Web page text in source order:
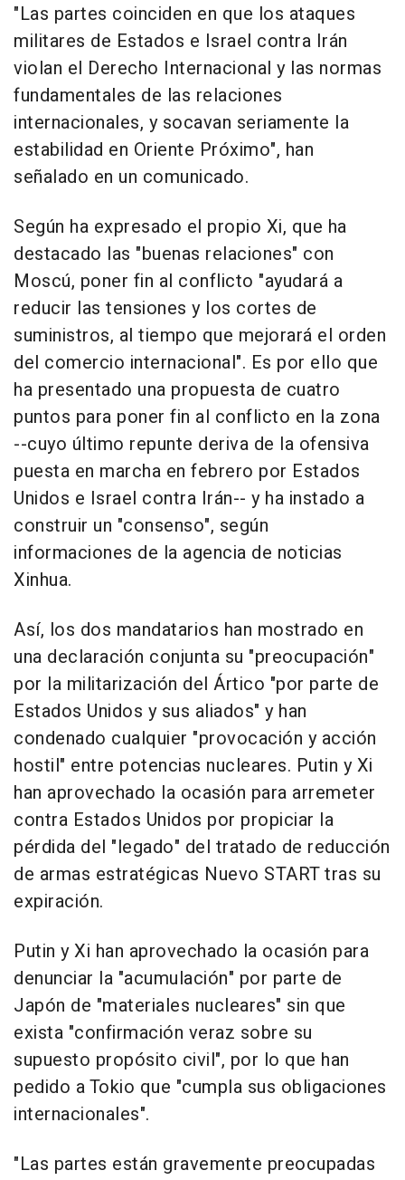
"Las partes coinciden en que los ataques
militares de Estados e Israel contra Irán
violan el Derecho Internacional y las normas
fundamentales de las relaciones
internacionales, y socavan seriamente la
estabilidad en Oriente Próximo", han
señalado en un comunicado.
Según ha expresado el propio Xi, que ha
destacado las "buenas relaciones" con
Moscú, poner fin al conflicto "ayudará a
reducir las tensiones y los cortes de
suministros, al tiempo que mejorará el orden
del comercio internacional". Es por ello que
ha presentado una propuesta de cuatro
puntos para poner fin al conflicto en la zona
--cuyo último repunte deriva de la ofensiva
puesta en marcha en febrero por Estados
Unidos e Israel contra Irán-- y ha instado a
construir un "consenso", según
informaciones de la agencia de noticias
Xinhua.
Así, los dos mandatarios han mostrado en
una declaración conjunta su "preocupación"
por la militarización del Ártico "por parte de
Estados Unidos y sus aliados" y han
condenado cualquier "provocación y acción
hostil" entre potencias nucleares. Putin y Xi
han aprovechado la ocasión para arremeter
contra Estados Unidos por propiciar la
pérdida del "legado" del tratado de reducción
de armas estratégicas Nuevo START tras su
expiración.
Putin y Xi han aprovechado la ocasión para
denunciar la "acumulación" por parte de
Japón de "materiales nucleares" sin que
exista "confirmación veraz sobre su
supuesto propósito civil", por lo que han
pedido a Tokio que "cumpla sus obligaciones
internacionales".
"Las partes están gravemente preocupadas